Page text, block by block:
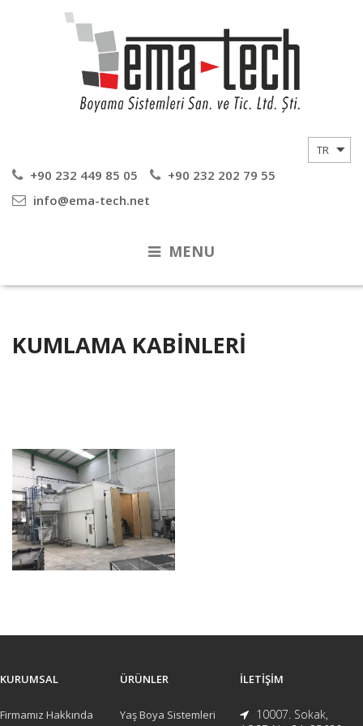
+90 232 449 85 05
+90 232 202 79 55
info@ema-tech.net
MENU
KUMLAMA KABINLERI
KURUMSAL
Firmamız Hakkında
ÜRÜNLER
Yaş Boya Sistemleri
İLETIŞIM
10007. Sokak,